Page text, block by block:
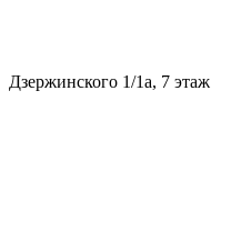
Дзержинского 1/1а, 7 этаж